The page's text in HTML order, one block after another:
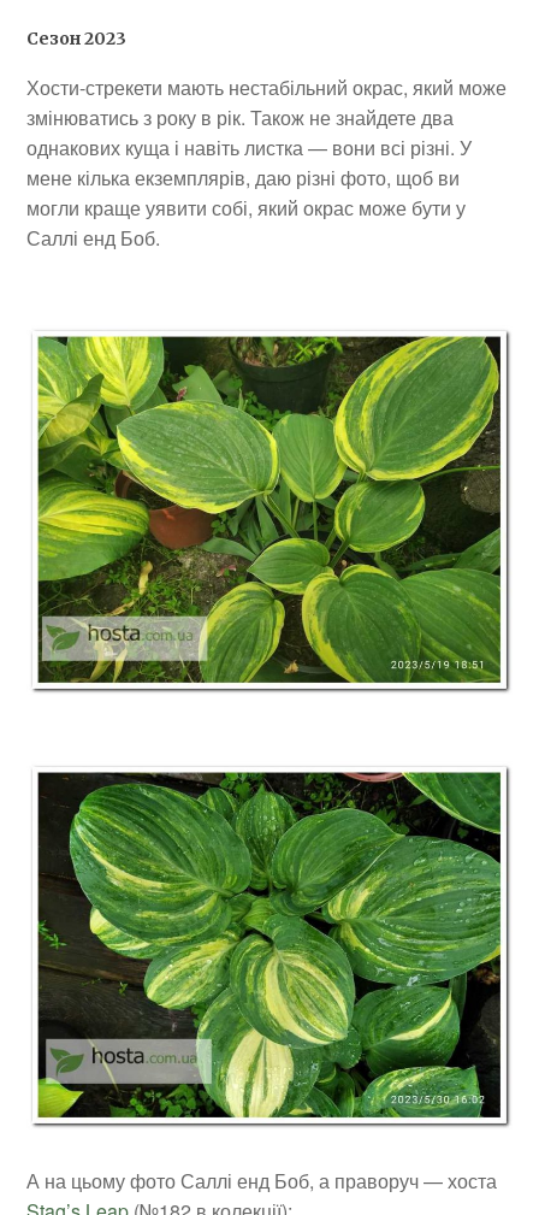
Сезон 2023
Хости-стрекети мають нестабільний окрас, який може
змінюватись з року в рік. Також не знайдете два
однакових куща і навіть листка — вони всі різні. У
мене кілька екземплярів, даю різні фото, щоб ви
могли краще уявити собі, який окрас може бути у
Саллі енд Боб.
А на цьому фото Саллі енд Боб, а праворуч — хоста